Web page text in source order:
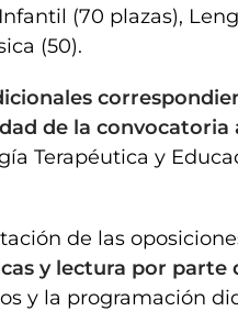
(70 plazas),
(50).
de la convocatoria
Terapéutica y
de las
y lectura por parte
y la programación